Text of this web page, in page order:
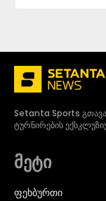
Setanta Sports
ტურნირების
მეტი
ᲤᲔᲮᲑᲣᲠᲗᲘ